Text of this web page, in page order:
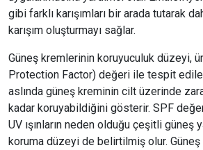
gibi farklı karışımları bir arada tutarak
karışım oluşturmayı sağlar.
Güneş kremlerinin koruyuculuk düzeyi,
Protection Factor) değeri ile tespit
aslında güneş kreminin cilt üzerinde
kadar koruyabildiğini gösterir. SPF
UV ışınların neden olduğu çeşitli güneş
koruma düzeyi de belirtilmiş olur.